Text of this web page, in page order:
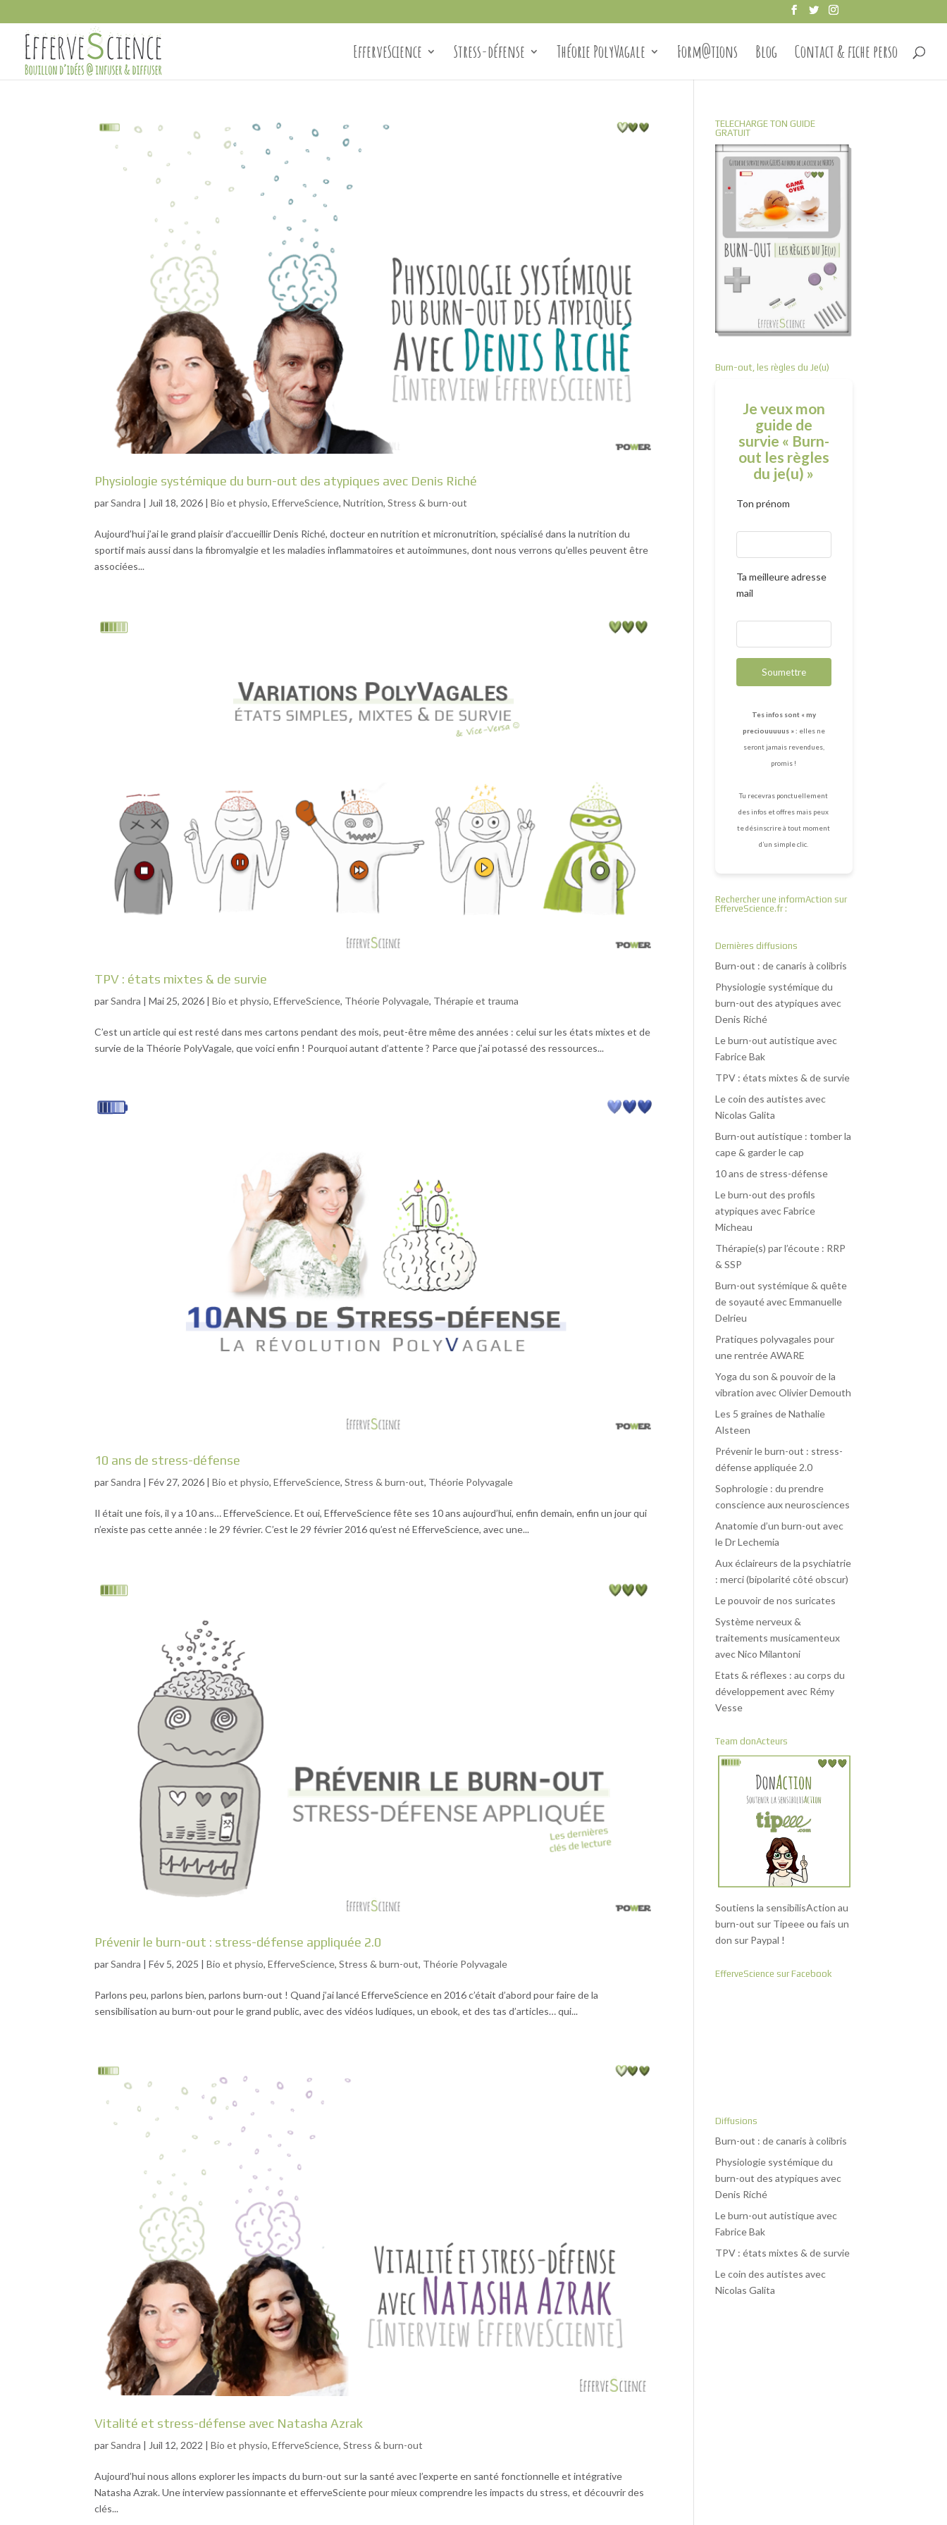
EfferveScience Stress-défense Théorie PolyVagale Form@tions Blog Contact & fiche perso
Physiologie systémique du burn-out des atypiques avec Denis Riché
parSandra | Juil 18, 2026 |Bio et physio,EfferveScience,Nutrition,Stress & burn-out
Aujourd’hui j’ai le grand plaisir d’accueillir Denis Riché, docteur en nutrition et micronutrition, spécialisé dans la nutrition du
sportif mais aussi dans la fibromyalgie et les maladies inflammatoires et autoimmunes, dont nous verrons qu’elles peuvent être
associées...
TPV : états mixtes & de survie
parSandra |Mai 25, 2026 |Bio et physio,EfferveScience, Théorie Polyvagale, Thérapie et trauma
C’est un article qui est resté dans mes cartons pendant des mois, peut-être même des années : celui sur les états mixtes et de
survie de la Théorie PolyVagale, que voici enfin ! Pourquoi autant d’attente ? Parce que j’ai potassé des ressources...
10 ans de stress-défense
parSandra |Fév 27, 2026 |Bio et physio,EfferveScience,Stress & burn-out, Théorie Polyvagale
Il était une fois, il y a 10 ans… EfferveScience. Et oui, EfferveScience fête ses 10 ans aujourd’hui, enfin demain, enfin un jour qui
n’existe pas cette année : le 29 février. C’est le 29 février 2016 qu’est né EfferveScience, avec une...
Prévenir le burn-out : stress-défense appliquée 2.0
parSandra |Fév 5, 2025 |Bio et physio,EfferveScience,Stress & burn-out, Théorie Polyvagale
Parlons peu, parlons bien, parlons burn-out ! Quand j’ai lancé EfferveScience en 2016 c’était d’abord pour faire de la
sensibilisation au burn-out pour le grand public, avec des vidéos ludiques, un ebook, et des tas d’articles… qui...
Vitalité et stress-défense avec Natasha Azrak
parSandra | Juil 12, 2022 |Bio et physio,EfferveScience,Stress & burn-out
Aujourd’hui nous allons explorer les impacts du burn-out sur la santé avec l’experte en santé fonctionnelle et intégrative
Natasha Azrak. Une interview passionnante et efferveSciente pour mieux comprendre les impacts du stress, et découvrir des
clés...
TELECHARGE TON GUIDE
GRATUIT
Burn-out, les règles du Je(u)
Je veux mon
guide de
survie « Burn-
out les règles
du je(u) »
Ton prénom
Ta meilleure adresse
mail
Soumettre
Tes infos sont « my
preciouuuuus » : elles ne
seront jamais revendues,
promis !
Tu recevras ponctuellement
des infos et offres mais peux
te désinscrire à tout moment
d’un simple clic.
Rechercher une informAction sur
EfferveScience.fr :
Dernières diffusions
Burn-out : de canaris à colibris
Physiologie systémique du
burn-out des atypiques avec
Denis Riché
Le burn-out autistique avec
Fabrice Bak
TPV : états mixtes & de survie
Le coin des autistes avec
Nicolas Galita
Burn-out autistique : tomber la
cape & garder le cap
10 ans de stress-défense
Le burn-out des profils
atypiques avec Fabrice
Micheau
Thérapie(s) par l’écoute : RRP
& SSP
Burn-out systémique & quête
de soyauté avec Emmanuelle
Delrieu
Pratiques polyvagales pour
une rentrée AWARE
Yoga du son & pouvoir de la
vibration avec Olivier Demouth
Les 5 graines de Nathalie
Alsteen
Prévenir le burn-out : stress-
défense appliquée 2.0
Sophrologie : du prendre
conscience aux neurosciences
Anatomie d’un burn-out avec
le Dr Lechemia
Aux éclaireurs de la psychiatrie
: merci (bipolarité côté obscur)
Le pouvoir de nos suricates
Système nerveux &
traitements musicamenteux
avec Nico Milantoni
Etats & réflexes : au corps du
développement avec Rémy
Vesse
Team donActeurs
Soutiens la sensibilisAction au
burn-out sur Tipeeeoufais un
don sur Paypal !
EfferveScience sur Facebook
Diffusions
Burn-out : de canaris à colibris
Physiologie systémique du
burn-out des atypiques avec
Denis Riché
Le burn-out autistique avec
Fabrice Bak
TPV : états mixtes & de survie
Le coin des autistes avec
Nicolas Galita